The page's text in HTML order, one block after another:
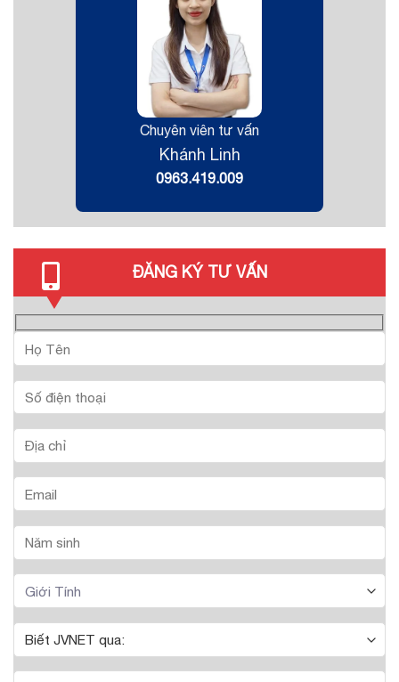
Chuyên viên tư vấn
Khánh Linh
0963.419.009
ĐĂNG KÝ TƯ VẤN